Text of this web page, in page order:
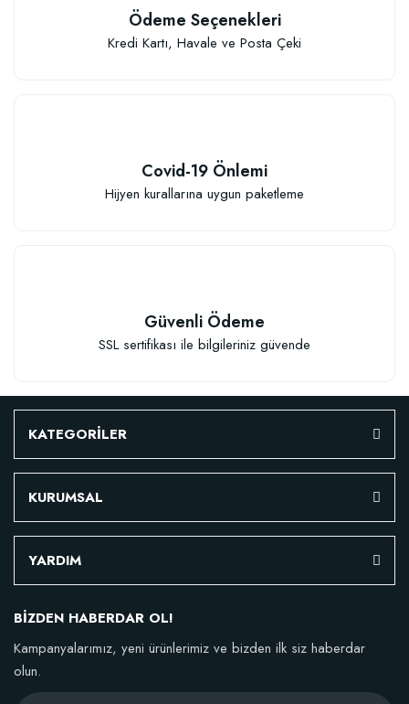
Ödeme Seçenekleri
Kredi Kartı, Havale ve Posta Çeki
Covid-19 Önlemi
Hijyen kurallarına uygun paketleme
Güvenli Ödeme
SSL sertifikası ile bilgileriniz güvende
KATEGORİLER
KURUMSAL
YARDIM
BİZDEN HABERDAR OL!
Kampanyalarımız, yeni ürünlerimiz ve bizden ilk siz haberdar
olun.